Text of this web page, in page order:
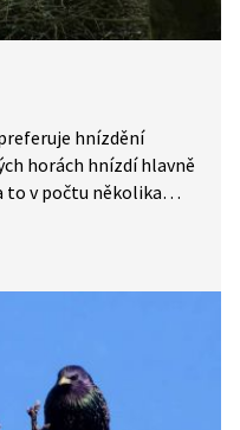
hnízdění
horách hnízdí hlavně
to v počtu několika
se ochránci
Celkově se
vyskytuje přibližně